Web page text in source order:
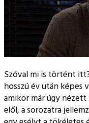
Szóval mi is történt
hosszú év után képes
amikor már úgy
elől, a sorozatra